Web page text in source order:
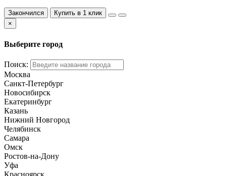
Закончился
Купить в 1 клик
×
Выберите город
Поиск:
Москва
Санкт-Петербург
Новосибирск
Екатеринбург
Казань
Нижний Новгород
Челябинск
Самара
Омск
Ростов-на-Дону
Уфа
Красноярск